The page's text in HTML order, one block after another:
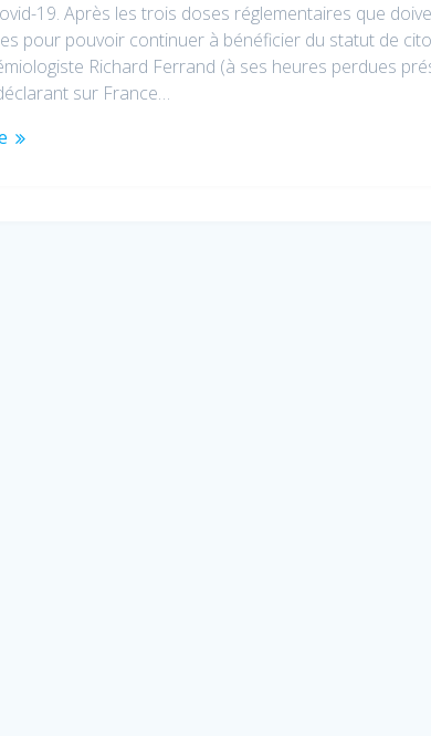
19. Après les trois doses réglementaires que
pour pouvoir continuer à bénéficier du statut de
Richard Ferrand (à ses heures perdues
sur France…